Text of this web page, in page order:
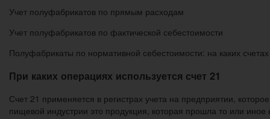
Учет полуфабрикатов по прямым расходам
Учет полуфабрикатов по фактической себестоимости
Полуфабрикаты по нормативной себестоимости: на каких
При каких операциях используется счет 21
Счет 21 применяется в регистрах учета на предприятии,
пищевой индустрии это продукция, которая прошла то или